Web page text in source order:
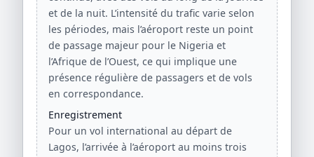
et de la nuit. L’intensité du trafic varie selon
les périodes, mais l’aéroport reste un point
de passage majeur pour le Nigeria et
l’Afrique de l’Ouest, ce qui implique une
présence régulière de passagers et de vols
en correspondance.
Enregistrement
Pour un vol international au départ de
Lagos, l’arrivée à l’aéroport au moins trois